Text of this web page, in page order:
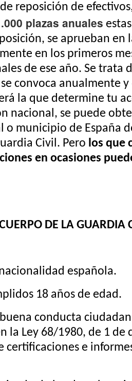
reposición de
plazas anuales
se aprueban en
en los primeros
de ese año. Se trata
convoca anualmente
la que determine tu
nacional, se puede
o municipio de España
Civil. Pero los que
en ocasiones
CUERPO DE LA GUARDIA
española.
18 años de edad.
conducta
la Ley 68/1980, de 1 de
certificaciones e